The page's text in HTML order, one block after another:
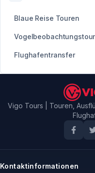
Blaue Reise Touren
Flughafentransfer
Vigo Tours | Touren,
Kontaktinformationen